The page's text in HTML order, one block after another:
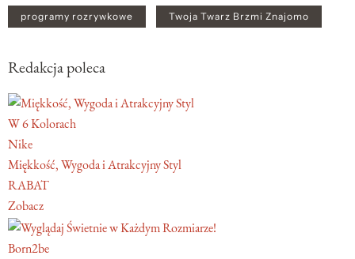
programy rozrywkowe Twoja Twarz Brzmi Znajomo
Redakcja poleca
W 6 Kolorach
Nike
Miękkość, Wygoda i Atrakcyjny Styl
RABAT
Zobacz
Born2be